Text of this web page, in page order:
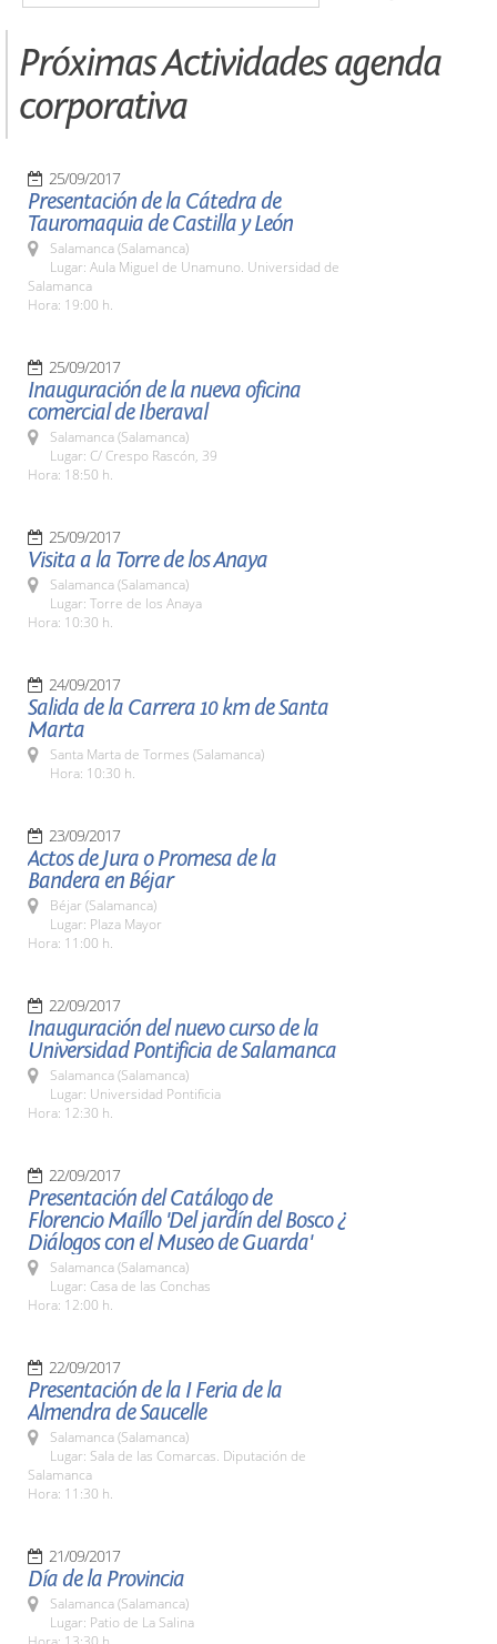
Próximas Actividades agenda
corporativa
25/09/2017
Presentación de la Cátedra de
Tauromaquia de Castilla y León
Salamanca (Salamanca)
Lugar: Aula Miguel de Unamuno. Universidad de
Salamanca
Hora: 19:00 h.
25/09/2017
Inauguración de la nueva oficina
comercial de Iberaval
Salamanca (Salamanca)
Lugar: C/ Crespo Rascón, 39
Hora: 18:50 h.
25/09/2017
Visita a la Torre de los Anaya
Salamanca (Salamanca)
Lugar: Torre de los Anaya
Hora: 10:30 h.
24/09/2017
Salida de la Carrera 10 km de Santa
Marta
Santa Marta de Tormes (Salamanca)
Hora: 10:30 h.
23/09/2017
Actos de Jura o Promesa de la
Bandera en Béjar
Béjar (Salamanca)
Lugar: Plaza Mayor
Hora: 11:00 h.
22/09/2017
Inauguración del nuevo curso de la
Universidad Pontificia de Salamanca
Salamanca (Salamanca)
Lugar: Universidad Pontificia
Hora: 12:30 h.
22/09/2017
Presentación del Catálogo de
Florencio Maíllo 'Del jardín del Bosco ¿
Diálogos con el Museo de Guarda'
Salamanca (Salamanca)
Lugar: Casa de las Conchas
Hora: 12:00 h.
22/09/2017
Presentación de la I Feria de la
Almendra de Saucelle
Salamanca (Salamanca)
Lugar: Sala de las Comarcas. Diputación de
Salamanca
Hora: 11:30 h.
21/09/2017
Día de la Provincia
Salamanca (Salamanca)
Lugar: Patio de La Salina